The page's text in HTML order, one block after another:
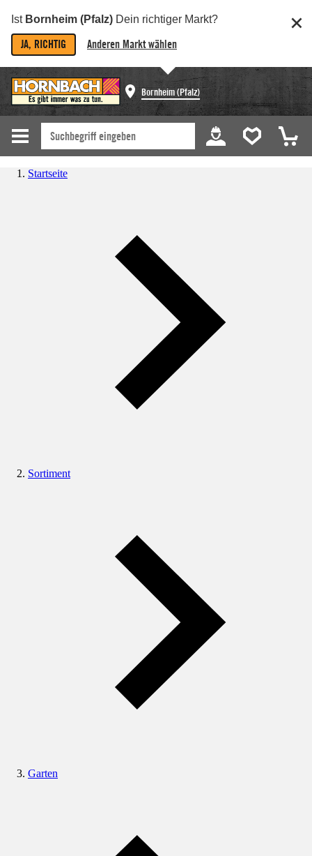
Ist Bornheim (Pfalz) Dein richtiger Markt?
JA, RICHTIG Anderen Markt wählen
Bornheim (Pfalz)
Startseite
Sortiment
Garten